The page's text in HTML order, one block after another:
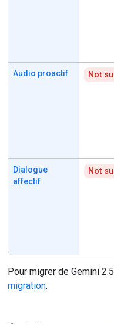
Audio proactif Not
Dialogue
affectif
Not
Pour migrer de Gemini
migration.